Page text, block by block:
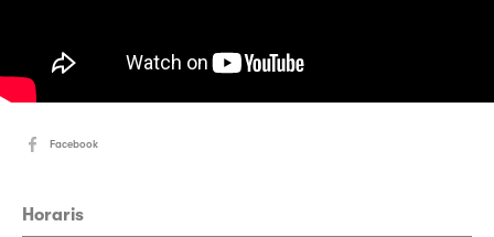
Facebook
Horaris